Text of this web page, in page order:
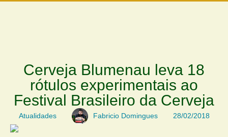
Cerveja Blumenau leva 18
rótulos experimentais ao
Festival Brasileiro da Cerveja
Atualidades Fabricio Domingues 28/02/2018